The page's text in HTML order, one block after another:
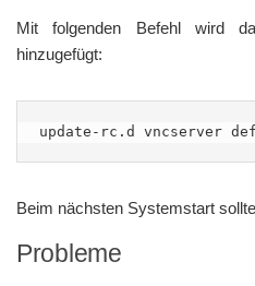
Mit folgenden Befehl wird
hinzugefügt:
update-rc.d vncserver
Beim nächsten Systemstart
Probleme